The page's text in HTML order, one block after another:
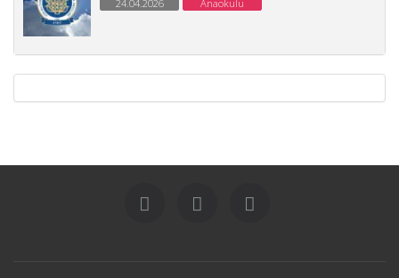
24.04.2026 Anaokulu